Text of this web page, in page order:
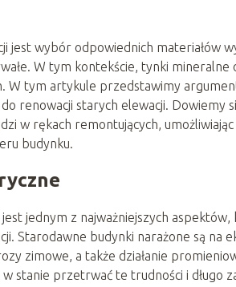
jest wybór odpowiednich materiałów
W tym kontekście, tynki mineralne
tym artykule przedstawimy
renowacji starych elewacji. Dowiemy
w rękach remontujących,
budynku.
jednym z najważniejszych aspektów,
Starodawne budynki narażone są na
zimowe, a także działanie
stanie przetrwać te trudności i długo